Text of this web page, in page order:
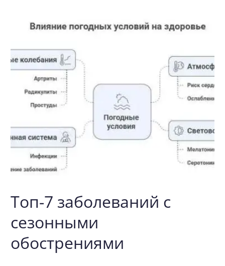
Топ-7 заболеваний с
сезонными
обострениями